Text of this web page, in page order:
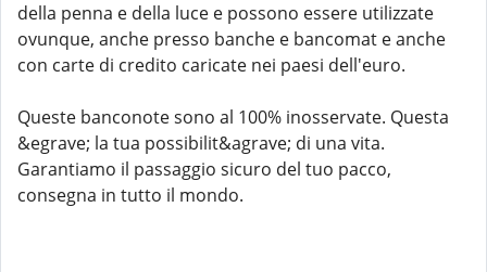
della penna e della luce e possono essere utilizzate
ovunque, anche presso banche e bancomat e anche
con carte di credito caricate nei paesi dell'euro.
Queste banconote sono al 100% inosservate. Questa
&egrave; la tua possibilit&agrave; di una vita.
Garantiamo il passaggio sicuro del tuo pacco,
consegna in tutto il mondo.